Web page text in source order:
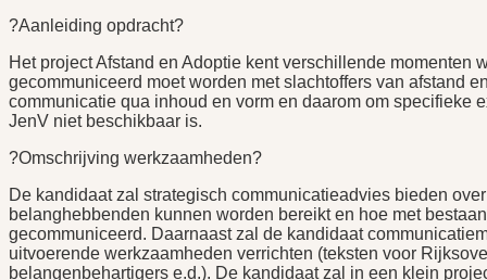
?Aanleiding opdracht?
Het project Afstand en Adoptie kent verschillende momenten
gecommuniceerd moet worden met slachtoffers van afstand
communicatie qua inhoud en vorm en daarom om specifieke
JenV niet beschikbaar is.
?Omschrijving werkzaamheden?
De kandidaat zal strategisch communicatieadvies bieden
belanghebbenden kunnen worden bereikt en hoe met
gecommuniceerd. Daarnaast zal de kandidaat
uitvoerende werkzaamheden verrichten (teksten voor
belangenbehartigers e.d.). De kandidaat zal in een klein